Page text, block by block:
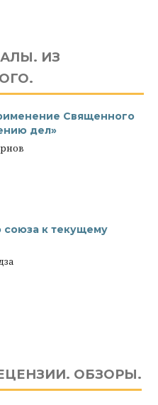
ИЗ
Священного
дел»
к текущему
ОБЗОРЫ.